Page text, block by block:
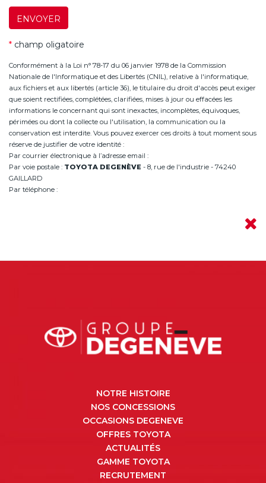
ENVOYER
* champ oligatoire
Conformément à la Loi n° 78-17 du 06 janvier 1978 de la Commission
Nationale de l'Informatique et des Libertés (CNIL), relative à l'informatique,
aux fichiers et aux libertés (article 36), le titulaire du droit d'accès peut exiger
que soient rectifiées, complétées, clarifiées, mises à jour ou effacées les
informations le concernant qui sont inexactes, incomplètes, équivoques,
périmées ou dont la collecte ou l'utilisation, la communication ou la
conservation est interdite. Vous pouvez exercer ces droits à tout moment sous
réserve de justifier de votre identité :
Par courrier électronique à l’adresse email :
Par voie postale : TOYOTA DEGENÈVE - 8, rue de l'industrie - 74240
GAILLARD
Par téléphone :
NOTRE HISTOIRE
NOS CONCESSIONS
OCCASIONS DEGENEVE
OFFRES TOYOTA
ACTUALITÉS
GAMME TOYOTA
RECRUTEMENT